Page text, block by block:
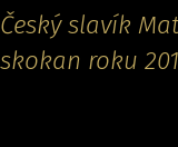
Český slavík
skokan roku